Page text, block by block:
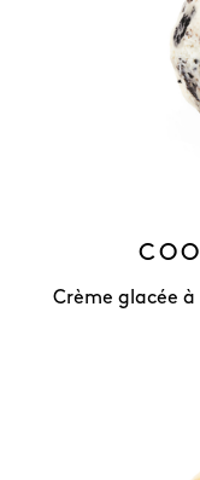
Crème glacée